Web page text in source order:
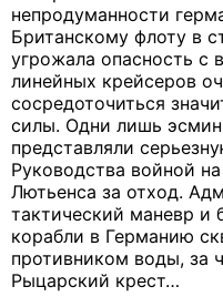
непродуманности
Британскому флоту в
угрожала опасность с
линейных крейсеров
сосредоточиться
силы. Одни лишь
представляли
Руководства войной
Лютьенса за отход.
тактический маневр и
корабли в Германию
противником воды, за
Рыцарский крест…